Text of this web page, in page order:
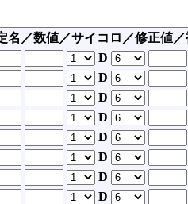
名／数値／サイコロ／修正値
D
D
D
D
D
D
D
D